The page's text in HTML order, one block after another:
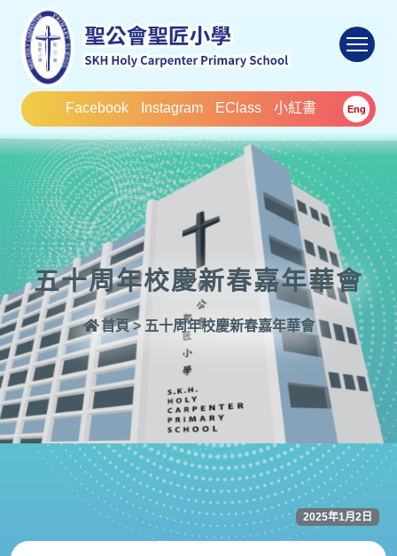
Facebook Instagram EClass 小紅書 Eng
五十周年校慶新春嘉年華會
首頁 > 五十周年校慶新春嘉年華會
2025年1月2日